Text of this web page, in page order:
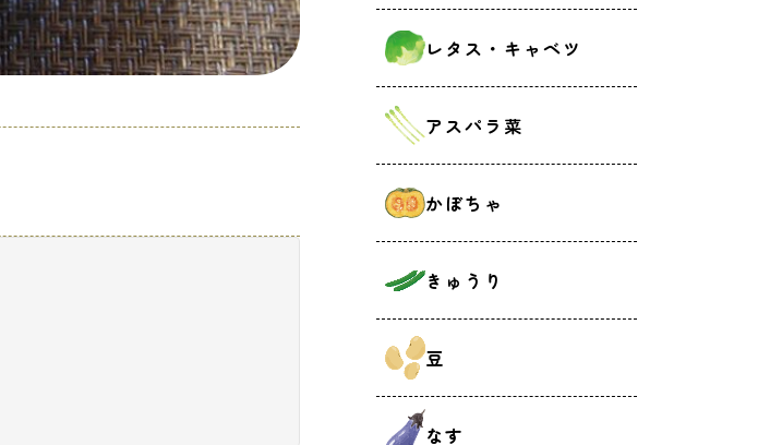
レタス・キャベツ
アスパラ菜
かぼちゃ
きゅうり
豆
なす